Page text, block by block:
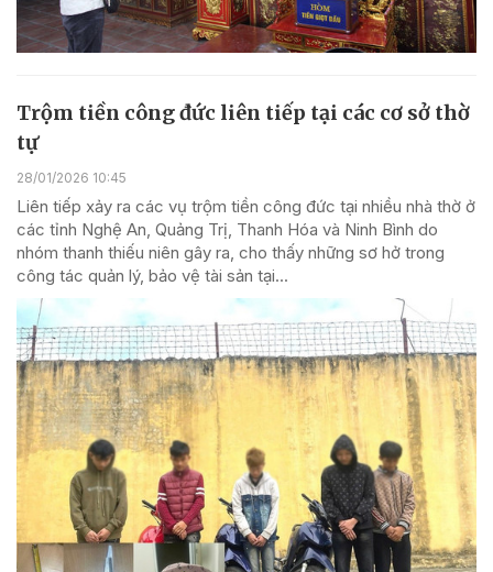
Trộm tiền công đức liên tiếp tại các cơ sở thờ
tự
28/01/2026 10:45
Liên tiếp xảy ra các vụ trộm tiền công đức tại nhiều nhà thờ ở
các tỉnh Nghệ An, Quảng Trị, Thanh Hóa và Ninh Bình do
nhóm thanh thiếu niên gây ra, cho thấy những sơ hở trong
công tác quản lý, bảo vệ tài sản tại...